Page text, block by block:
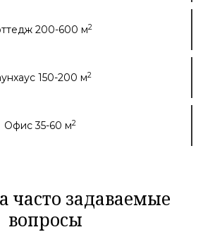
200-600 м2
150-200 м2
Офис 35-60 м2
часто задаваемые
вопросы